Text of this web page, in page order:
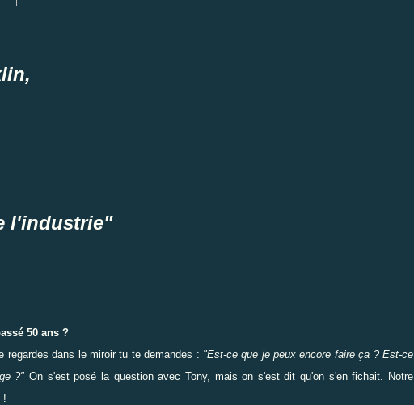
l'industrie"
50 ans ?
regardes dans le miroir tu te demandes : "Est-ce que je peux encore faire ça ? Est-ce
?" On s'est posé la question avec Tony, mais on s'est dit qu'on s'en fichait. Notre
!